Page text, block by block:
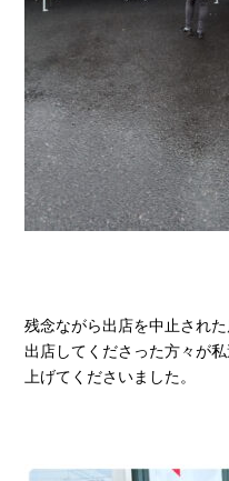
残念ながら出店を中止され
出店してくださった方々が
上げてくださいました。